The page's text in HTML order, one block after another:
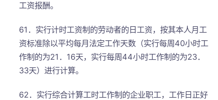
工资报酬。
61．实行计时工资制的劳动者的日工资，按其本人月工
资标准除以平均每月法定工作天数（实行每周40小时工
作制的为21．16天，实行每周44小时工作制的为23．
33天）进行计算。
62．实行综合计算工时工作制的企业职工，工作日正好